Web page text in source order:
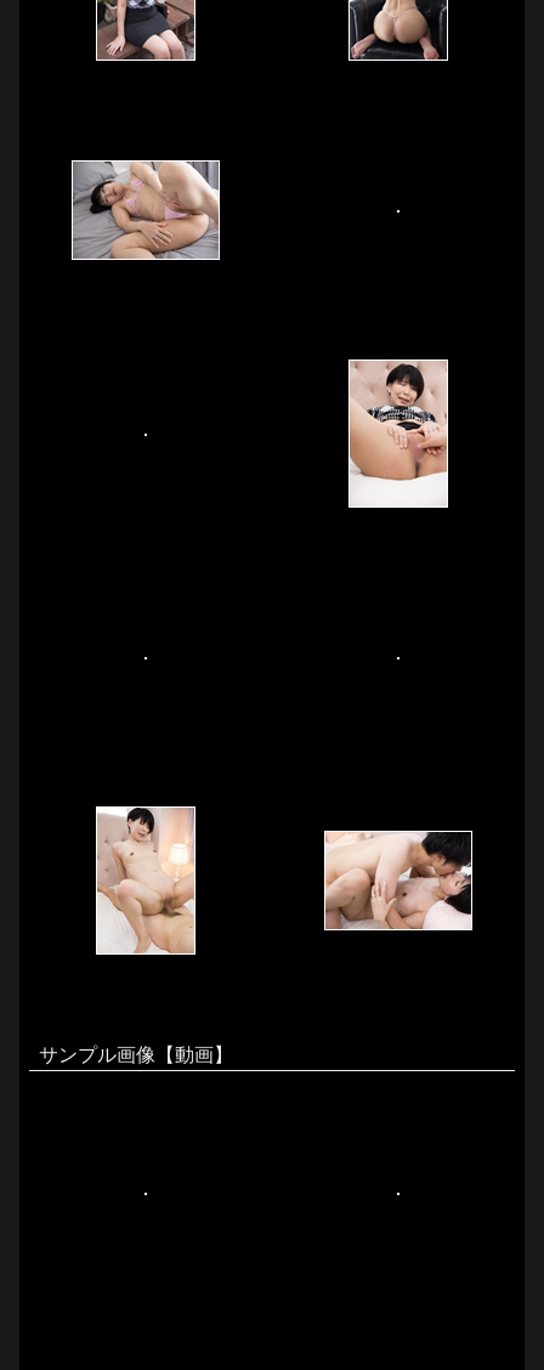
若い男優に照れているのんさん、目隠しされてバイブ渡され
ていきなりのオナニー命令。周りが見えない中でオナニーに
いチンポ。のんさんは嬉しそうにタッチしてそのガマン汁を
吸い取りに行きます。
のんさんの舌は長くてよく動きます。長いキスからキンタ
マ・ウラ筋・アナルまでもペロペロチュウチュウ。スケベ遊
しながら本物のおちんぽを求めてくるので、四つん這いにし
細い腰をつかんで激しく奥まで突いてやると自分からピスト
ン打って来て騎乗位へ。パイパンなので結合部がばっちり見
サンプル画像【動画】